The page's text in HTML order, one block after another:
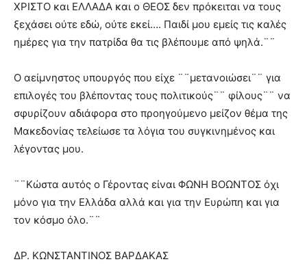
ΧΡΙΣΤΟ και ΕΛΛΑΔΑ και ο ΘΕΟΣ δεν πρόκειται να τους
ξεχάσει ούτε εδώ, ούτε εκεί…. Παιδί μου εμείς τις καλές
ημέρες για την πατρίδα θα τις βλέπουμε από ψηλά.¨¨
Ο αείμνηστος υπουργός που είχε ¨¨μετανοιώσει¨¨ για
επιλογές του βλέποντας τους πολιτικούς¨¨ φίλους¨¨ να
σφυρίζουν αδιάφορα στο προηγούμενο μείζον θέμα της
Μακεδονίας τελείωσε τα λόγια του συγκινημένος και
λέγοντας μου.
¨¨Κώστα αυτός ο Γέροντας είναι ΦΩΝΗ ΒΟΩΝΤΟΣ όχι
μόνο για την Ελλάδα αλλά και για την Ευρώπη και για
τον κόσμο όλο.¨¨
ΔΡ. ΚΩΝΣΤΑΝΤΙΝΟΣ ΒΑΡΔΑΚΑΣ